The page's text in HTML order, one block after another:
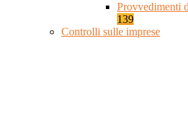
Provvedimenti
139
Controlli sulle imprese